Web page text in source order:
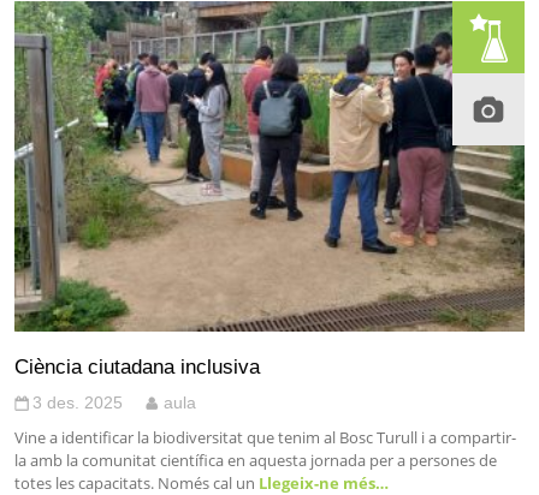
Ciència ciutadana inclusiva
3 des. 2025 aula
Vine a identificar la biodiversitat que tenim al Bosc Turull i a compartir-
la amb la comunitat científica en aquesta jornada per a persones de
totes les capacitats. Només cal un Llegeix-ne més…